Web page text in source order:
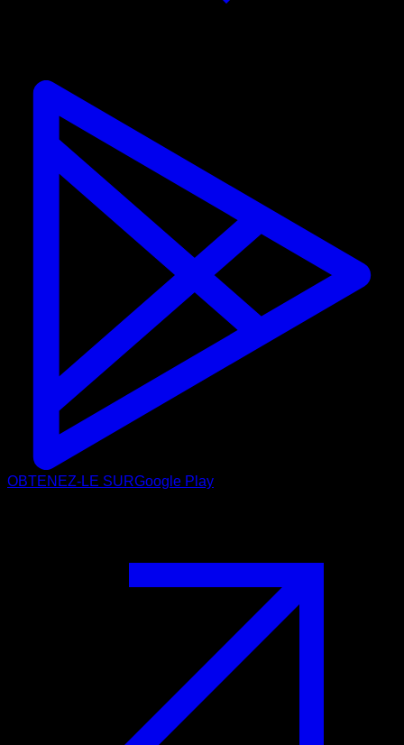
OBTENEZ-LE SURGoogle Play